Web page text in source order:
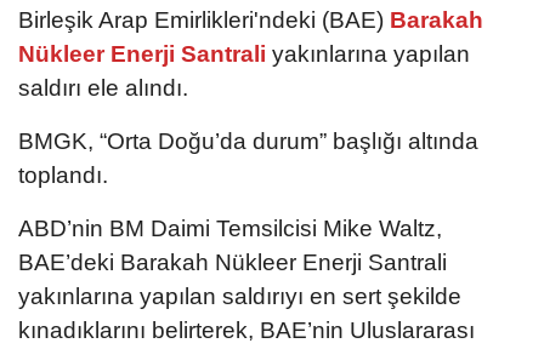
Birleşik Arap Emirlikleri'ndeki (BAE) Barakah
Nükleer Enerji Santrali yakınlarına yapılan
saldırı ele alındı.
BMGK, “Orta Doğu’da durum” başlığı altında
toplandı.
ABD’nin BM Daimi Temsilcisi Mike Waltz,
BAE’deki Barakah Nükleer Enerji Santrali
yakınlarına yapılan saldırıyı en sert şekilde
kınadıklarını belirterek, BAE’nin Uluslararası